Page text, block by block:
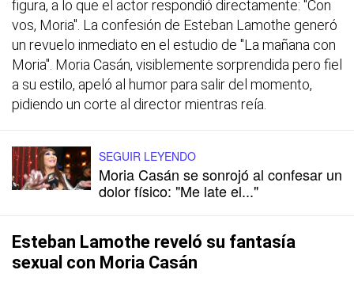
figura, a lo que el actor respondió directamente: "Con
vos, Moria". La confesión de Esteban Lamothe generó
un revuelo inmediato en el estudio de "La mañana con
Moria". Moria Casán, visiblemente sorprendida pero fiel
a su estilo, apeló al humor para salir del momento,
pidiendo un corte al director mientras reía.
SEGUIR LEYENDO
Moria Casán se sonrojó al confesar un
dolor físico: "Me late el..."
Esteban Lamothe reveló su fantasía
sexual con Moria Casán